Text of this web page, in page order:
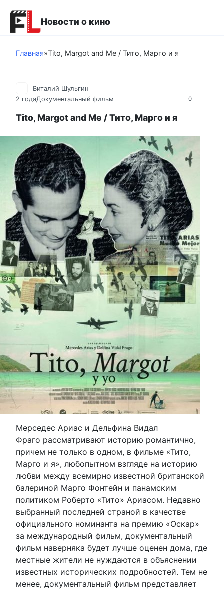
контенту
Новости о кино
Главная»Tito, Margot and Me / Тито, Марго и я
0
Виталий Шульгин
2 годаДокументальный фильм
Tito, Margot and Me / Тито, Марго и я
Мерседес Ариас и Дельфина Видал
Фраго рассматривают историю романтично,
причем не только в одном, в фильме «Тито,
Марго и я», любопытном взгляде на историю
любви между всемирно известной британской
балериной Марго Фонтейн и панамским
политиком Роберто «Тито» Ариасом. Недавно
выбранный последней страной в качестве
официального номинанта на премию «Оскар»
за международный фильм, документальный
фильм наверняка будет лучше оценен дома, где
местные жители не нуждаются в объяснении
известных исторических подробностей. Тем не
менее, документальный фильм представляет